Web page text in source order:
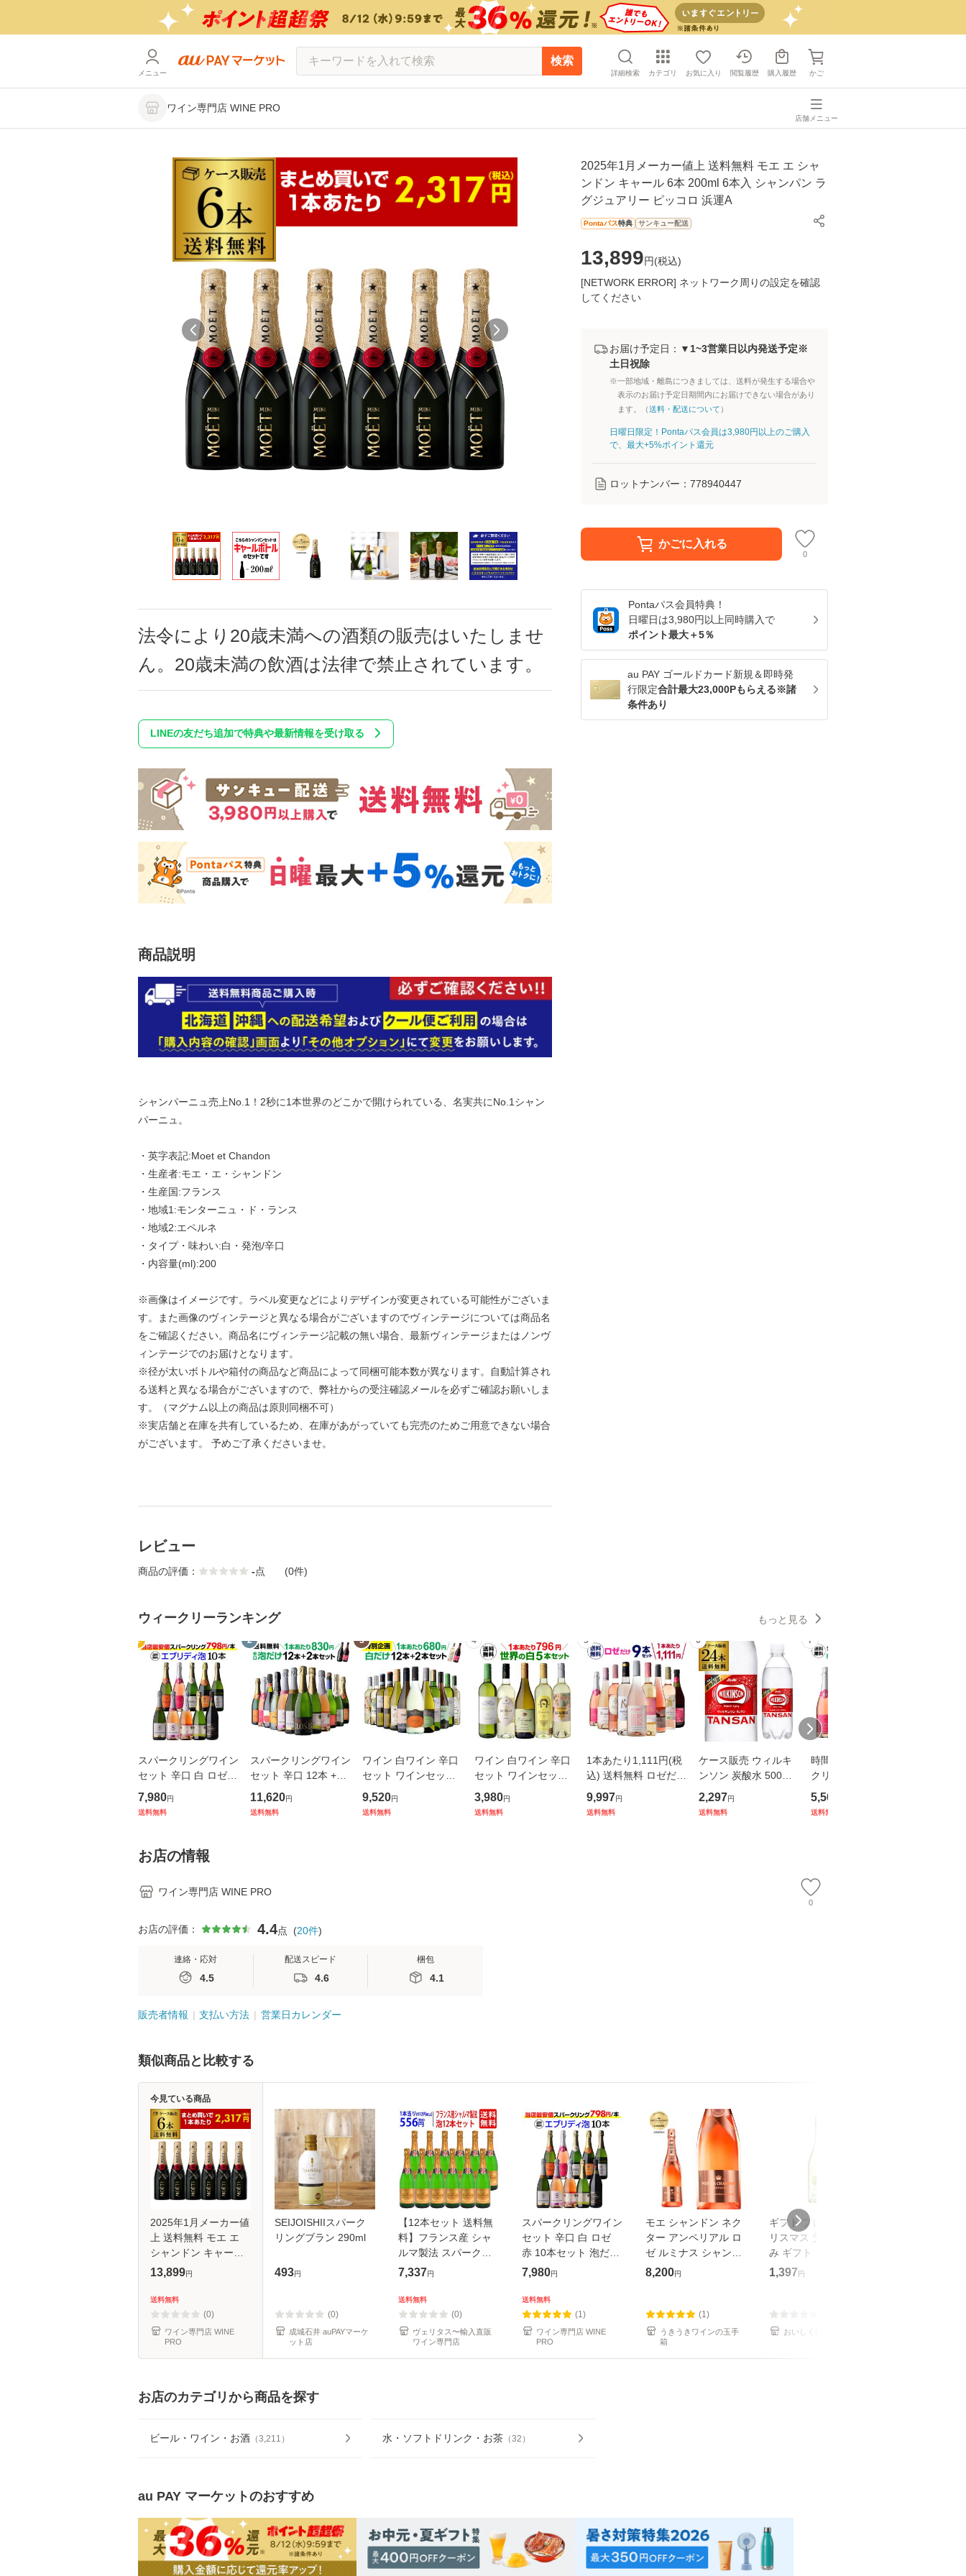
メニュー
検索
詳細検索 カテゴリ お気に入り 閲覧履歴 購入履歴 かご
ワイン専門店 WINE PRO
店舗メニュー
2025年1月メーカー値上 送料無料 モエ エ シャ
ンドン キャール 6本 200ml 6本入 シャンパン ラ
グジュアリー ピッコロ 浜運A
Pontaパス特典 サンキュー配送
13,899円(税込)
[NETWORK ERROR] ネットワーク周りの設定を確認
してください
お届け予定日： ▼1~3営業日以内発送予定※
土日祝除
※一部地域・離島につきましては、送料が発生する場合や
表示のお届け予定日期間内にお届けできない場合があり
ます。（送料・配送について ）
日曜日限定！Pontaパス会員は3,980円以上のご購入
で、最大+5%ポイント還元
ロットナンバー： 778940447
かごに入れる
0
Pontaパス会員特典！
日曜日は3,980円以上同時購入で
ポイント最大＋5％
au PAY ゴールドカード新規＆即時発
行限定合計最大23,000Pもらえる※諸
条件あり
法令により20歳未満への酒類の販売はいたしませ
ん。20歳未満の飲酒は法律で禁止されています。
LINEの友だち追加で特典や最新情報を受け取る
商品説明
シャンパーニュ売上No.1！2秒に1本世界のどこかで開けられている、名実共にNo.1シャン
パーニュ。
・英字表記:Moet et Chandon
・生産者:モエ・エ・シャンドン
・生産国:フランス
・地域1:モンターニュ・ド・ランス
・地域2:エペルネ
・タイプ・味わい:白・発泡/辛口
・内容量(ml):200
※画像はイメージです。ラベル変更などによりデザインが変更されている可能性がございま
す。また画像のヴィンテージと異なる場合がございますのでヴィンテージについては商品名
をご確認ください。商品名にヴィンテージ記載の無い場合、最新ヴィンテージまたはノンヴ
ィンテージでのお届けとなります。
※径が太いボトルや箱付の商品など商品によって同梱可能本数が異なります。自動計算され
る送料と異なる場合がございますので、弊社からの受注確認メールを必ずご確認お願いしま
す。（マグナム以上の商品は原則同梱不可）
※実店舗と在庫を共有しているため、在庫があがっていても完売のためご用意できない場合
がございます。 予めご了承くださいませ。
レビュー
商品の評価： -点 (0件)
ウィークリーランキング もっと見る
1
スパークリングワイン
セット 辛口 白 ロゼ
赤 10本セット 泡だけ
エブリデー泡10本セ
7,980円
送料無料
2
スパークリングワイン
セット 辛口 12本 +2
本 計14本セット 送料
無料 泡だけ 特選 131
11,620円
送料無料
3
ワイン 白ワイン 辛口
セット ワインセット
送料無料 白だけ 特選
12本＋2本(計14本) 辛
9,520円
送料無料
4
ワイン 白ワイン 辛口
セット ワインセット
シャルドネ 送料無料
世界のぶどう飲み比べ
3,980円
送料無料
5
1本あたり1,111円(税
込) 送料無料 ロゼだけ
特選ワイン9本 25弾
ワインセット ワイン
9,997円
送料無料
6
ケース販売 ウィルキ
ンソン 炭酸水 500ml×
24本 PET ウイルキン
ソン GLY
2,297円
送料無料
7
時間指定不可 スパー
クリングワインセット
辛口 送料無料 シャン
パン製法入 コスパ 辛
5,500
送料無料
お店の情報
ワイン専門店 WINE PRO
0
お店の評価： 4.4点 (20件)
連絡・応対
4.5
配送スピード
4.6
梱包
4.1
販売者情報 支払い方法 営業日カレンダー
類似商品と比較する
2025年1月メーカー値
上 送料無料 モエ エ
シャンドン キャール
6本 200ml 6本入 シャ
13,899円
送料無料
(0)
ワイン専門店 WINE
PRO
今見ている商品
SEIJOISHIIスパーク
リングブラン 290ml
493円
(0)
成城石井 auPAYマーケ
ット店
【12本セット 送料無
料】フランス産 シャ
ルマ製法 スパークリ
ングワイン ル ブーセ
ュット ヴァン ムスー
750ml×1
7,337円
送料無料
(0)
ヴェリタス〜輸入直販
ワイン専門店
スパークリングワイン
セット 辛口 白 ロゼ
赤 10本セット 泡だけ
エブリデー泡10本セ
7,980円
送料無料
(1)
ワイン専門店 WINE
PRO
モエ シャンドン ネク
ター アンペリアル ロ
ゼ ルミナス シャンパ
ーニュ (モエ エ シャ
付) 正規
8,200円
(1)
うきうきワインの玉手
箱
ギフト プレゼント ク
リスマス 父の日 家飲
み ギフト プレゼント
クリスマス 父の日 家
イン ペ
1,397 円
おいしく飲呑会
お店のカテゴリから商品を探す
ビール・ワイン・お酒 （3,211 ） 水・ソフトドリンク・お茶（32 ）
au PAY マーケットのおすすめ